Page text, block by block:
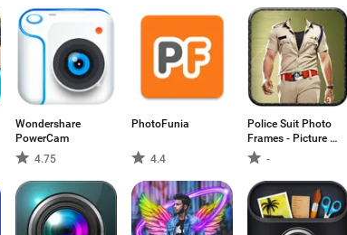
Wondershare
PowerCam
4.75
PhotoFunia
4.4
Police Suit Photo
Frames - Picture &
Image Editor
-